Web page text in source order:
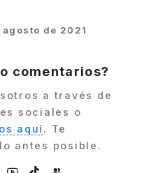
agosto de 2021
comentarios?
a través de
sociales o
aquí. Te
antes posible.